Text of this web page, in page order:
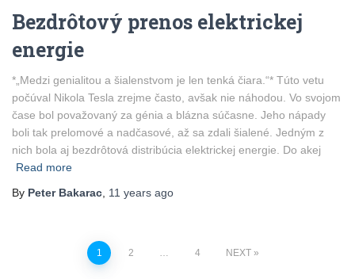
Bezdrôtový prenos elektrickej
energie
*„Medzi genialitou a šialenstvom je len tenká čiara.“* Túto vetu
počúval Nikola Tesla zrejme často, avšak nie náhodou. Vo svojom
čase bol považovaný za génia a blázna súčasne. Jeho nápady
boli tak prelomové a nadčasové, až sa zdali šialené. Jedným z
nich bola aj bezdrôtová distribúcia elektrickej energie. Do akej
Read more
By Peter Bakarac 11 years ago
1 2 4 NEXT